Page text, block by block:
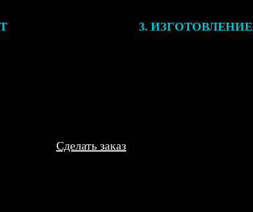
3. ИЗГОТОВЛЕНИЕ
Сделать заказ